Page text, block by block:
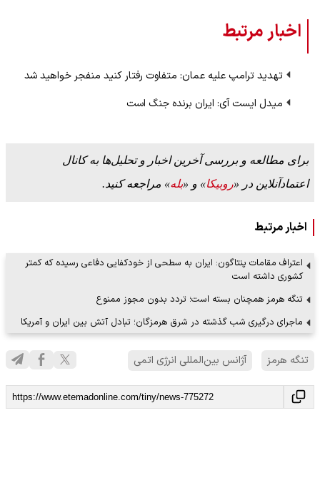
اخبار مرتبط
تهدید ترامپ علیه عمان: متفاوت رفتار کنید منفجر خواهید شد
میدل ایست آی: ایران برنده جنگ است
برای مطالعه و بررسی آخرین اخبار و تحلیل‌ها به کانال
اعتمادآنلاین در «روبیکا» و «بله» مراجعه کنید.
اخبار مرتبط
اعتراف مقامات پنتاگون: ایران به سطحی از خودکفایی دفاعی رسیده که کمتر
کشوری داشته است
تنگه هرمز همچنان بسته است؛ تردد بدون مجوز ممنوع
ماجرای درگیری شب گذشته در شرق هرمزگان؛ تبادل آتش بین ایران و آمریکا
تنگه هرمز آژانس بین‌المللی انرژی اتمی